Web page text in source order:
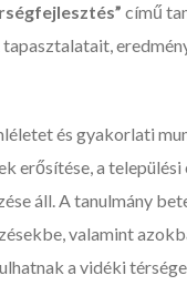
című
és gyakorlati
erősítése, a
áll. A tanulmány
valamint
a vidéki